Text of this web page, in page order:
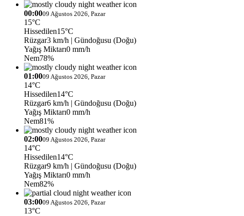
00:0009 Ağustos 2026, Pazar
15°C
Hissedilen15°C
Rüzgar3 km/h | Gündoğusu (Doğu)
Yağış Miktarı0 mm/h
Nem78%
01:0009 Ağustos 2026, Pazar
14°C
Hissedilen14°C
Rüzgar6 km/h | Gündoğusu (Doğu)
Yağış Miktarı0 mm/h
Nem81%
02:0009 Ağustos 2026, Pazar
14°C
Hissedilen14°C
Rüzgar9 km/h | Gündoğusu (Doğu)
Yağış Miktarı0 mm/h
Nem82%
03:0009 Ağustos 2026, Pazar
13°C